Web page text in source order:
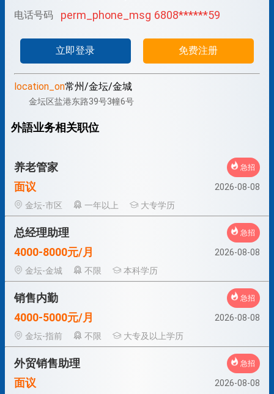
电话号码 perm_phone_msg 6808******59
立即登录 免费注册
location_on常州/金坛/金城
金坛区盐港东路39号3幢6号
外語业务相关职位
养老管家 急招
面议
2026-08-08
金坛-市区
一年以上 大专学历
总经理助理 急招
4000-8000元/月
2026-08-08
金坛-金城
不限 本科学历
销售内勤 急招
4000-5000元/月
2026-08-08
金坛-指前
不限 大专及以上学历
外贸销售助理 急招
面议
2026-08-08